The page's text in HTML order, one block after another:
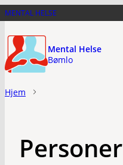
Hopp
hovedinnhold
MENTAL HELSE
Mental Helse
Bømlo
Hjem
Personer